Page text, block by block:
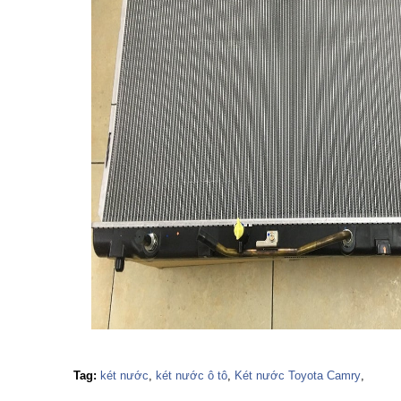
Tag: két nước, két nước ô tô, Két nước Toyota Camry,